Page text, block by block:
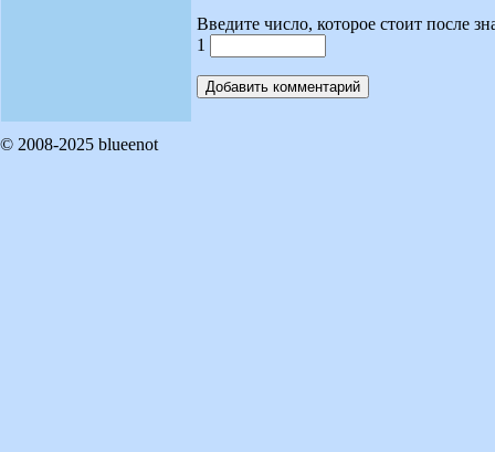
Введите число, которое стоит после
1
© 2008-2025 blueenot